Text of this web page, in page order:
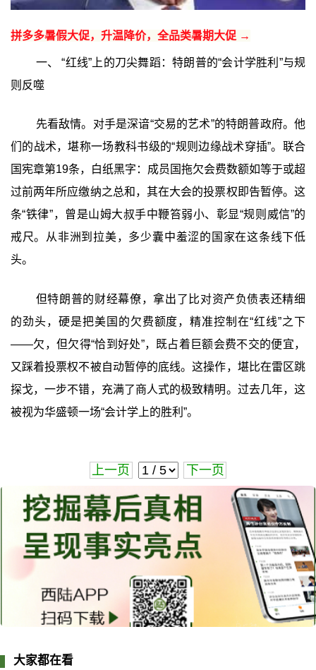
拼多多暑假大促，升温降价，全品类暑期大促 →
一、 “红线”上的刀尖舞蹈：特朗普的“会计学胜利”与规
则反噬
先看敌情。对手是深谙“交易的艺术”的特朗普政府。他
们的战术，堪称一场教科书级的“规则边缘战术穿插”。联合
国宪章第19条，白纸黑字：成员国拖欠会费数额如等于或超
过前两年所应缴纳之总和，其在大会的投票权即告暂停。这
条“铁律”，曾是山姆大叔手中鞭笞弱小、彰显“规则威信”的
戒尺。从非洲到拉美，多少囊中羞涩的国家在这条线下低
头。
但特朗普的财经幕僚，拿出了比对资产负债表还精细
的劲头，硬是把美国的欠费额度，精准控制在“红线”之下
——欠，但欠得“恰到好处”，既占着巨额会费不交的便宜，
又踩着投票权不被自动暂停的底线。这操作，堪比在雷区跳
探戈，一步不错，充满了商人式的极致精明。过去几年，这
被视为华盛顿一场“会计学上的胜利”。
上一页 下一页
大家都在看